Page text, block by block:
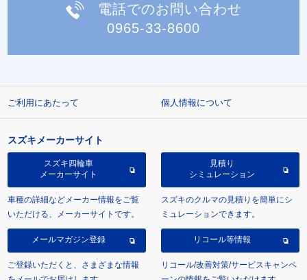
電話でのお問い合わせ
0965-33-8600
ご利用にあたって 個人情報について
スズキメーカーサイト
スズキ四輪車
メーカーサイト
車種の詳細などメーカー情報をご覧
いただける、メーカーサイトです。
見積り
シミュレーション
スズキのクルマの見積りを簡単にシ
ミュレーションできます。
メールマガジン登録
ご登録いただくと、さまざまな情報
リコール等情報
リコール/改善対策/サービスキャンペ